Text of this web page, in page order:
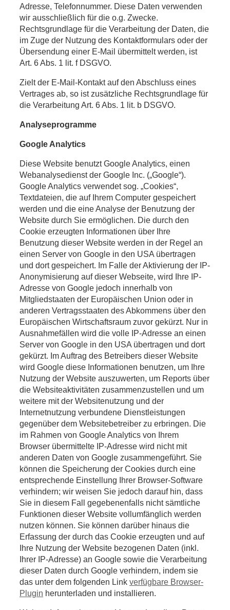
Adresse, Telefonnummer. Diese Daten verwenden
wir ausschließlich für die o.g. Zwecke.
Rechtsgrundlage für die Verarbeitung der Daten, die
im Zuge der Nutzung des Kontaktformulars oder der
Übersendung einer E-Mail übermittelt werden, ist
Art. 6 Abs. 1 lit. f DSGVO.
Zielt der E-Mail-Kontakt auf den Abschluss eines
Vertrages ab, so ist zusätzliche Rechtsgrundlage für
die Verarbeitung Art. 6 Abs. 1 lit. b DSGVO.
Analyseprogramme
Google Analytics
Diese Website benutzt Google Analytics, einen
Webanalysedienst der Google Inc. („Google“).
Google Analytics verwendet sog. „Cookies“,
Textdateien, die auf Ihrem Computer gespeichert
werden und die eine Analyse der Benutzung der
Website durch Sie ermöglichen. Die durch den
Cookie erzeugten Informationen über Ihre
Benutzung dieser Website werden in der Regel an
einen Server von Google in den USA übertragen
und dort gespeichert. Im Falle der Aktivierung der IP-
Anonymisierung auf dieser Webseite, wird Ihre IP-
Adresse von Google jedoch innerhalb von
Mitgliedstaaten der Europäischen Union oder in
anderen Vertragsstaaten des Abkommens über den
Europäischen Wirtschaftsraum zuvor gekürzt. Nur in
Ausnahmefällen wird die volle IP-Adresse an einen
Server von Google in den USA übertragen und dort
gekürzt. Im Auftrag des Betreibers dieser Website
wird Google diese Informationen benutzen, um Ihre
Nutzung der Website auszuwerten, um Reports über
die Websiteaktivitäten zusammenzustellen und um
weitere mit der Websitenutzung und der
Internetnutzung verbundene Dienstleistungen
gegenüber dem Websitebetreiber zu erbringen. Die
im Rahmen von Google Analytics von Ihrem
Browser übermittelte IP-Adresse wird nicht mit
anderen Daten von Google zusammengeführt. Sie
können die Speicherung der Cookies durch eine
entsprechende Einstellung Ihrer Browser-Software
verhindern; wir weisen Sie jedoch darauf hin, dass
Sie in diesem Fall gegebenenfalls nicht sämtliche
Funktionen dieser Website vollumfänglich werden
nutzen können. Sie können darüber hinaus die
Erfassung der durch das Cookie erzeugten und auf
Ihre Nutzung der Website bezogenen Daten (inkl.
Ihrer IP-Adresse) an Google sowie die Verarbeitung
dieser Daten durch Google verhindern, indem sie
das unter dem folgenden Link verfügbare Browser-
Plugin herunterladen und installieren.